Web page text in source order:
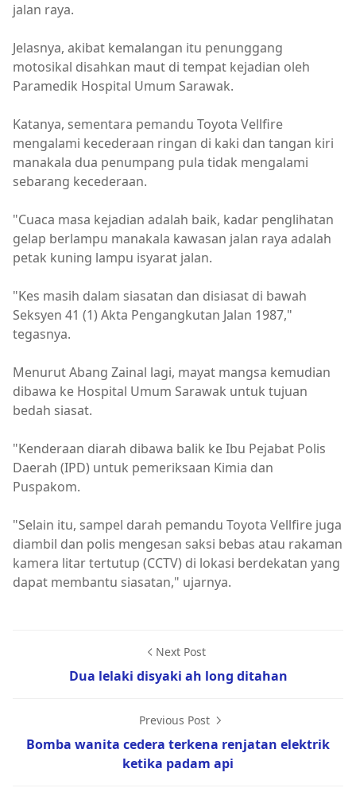
jalan raya.
Jelasnya, akibat kemalangan itu penunggang
motosikal disahkan maut di tempat kejadian oleh
Paramedik Hospital Umum Sarawak.
Katanya, sementara pemandu Toyota Vellfire
mengalami kecederaan ringan di kaki dan tangan kiri
manakala dua penumpang pula tidak mengalami
sebarang kecederaan.
"Cuaca masa kejadian adalah baik, kadar penglihatan
gelap berlampu manakala kawasan jalan raya adalah
petak kuning lampu isyarat jalan.
"Kes masih dalam siasatan dan disiasat di bawah
Seksyen 41 (1) Akta Pengangkutan Jalan 1987,"
tegasnya.
Menurut Abang Zainal lagi, mayat mangsa kemudian
dibawa ke Hospital Umum Sarawak untuk tujuan
bedah siasat.
"Kenderaan diarah dibawa balik ke Ibu Pejabat Polis
Daerah (IPD) untuk pemeriksaan Kimia dan
Puspakom.
"Selain itu, sampel darah pemandu Toyota Vellfire juga
diambil dan polis mengesan saksi bebas atau rakaman
kamera litar tertutup (CCTV) di lokasi berdekatan yang
dapat membantu siasatan," ujarnya.
Next Post
Dua lelaki disyaki ah long ditahan
Previous Post
Bomba wanita cedera terkena renjatan elektrik
ketika padam api